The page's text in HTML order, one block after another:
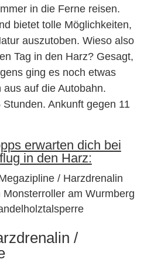
in die Ferne reisen.
bietet tolle Möglichkeiten,
auszutoben. Wieso also
Tag in den Harz? Gesagt,
ging es noch etwas
aus auf die Autobahn.
Ankunft gegen 11
erwarten dich bei
in den Harz:
/ Harzdrenalin
Monsterroller am Wurmberg
/